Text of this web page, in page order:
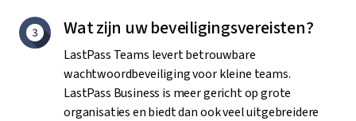
Wat zijn uw beveiligingsvereisten?
LastPass Teams levert betrouwbare
wachtwoordbeveiliging voor kleine teams.
LastPass Business is meer gericht op grote
organisaties en biedt dan ook veel uitgebreidere